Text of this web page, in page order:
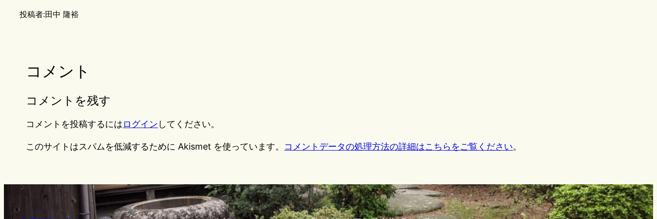
投稿者:田中 隆裕
コメント
コメントを残す
コメントを投稿するにはログイン してください。
このサイトはスパムを低減するために Akismet を使っています。 コメントデータの処理方法の詳細はこちらをご覧ください。